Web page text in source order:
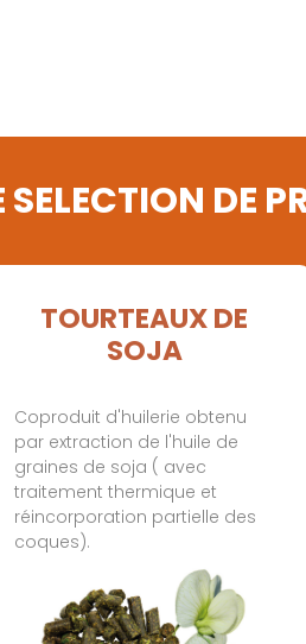
SELECTION DE
TOURTEAUX DE
SOJA
Coproduit d'huilerie obtenu
par extraction de l'huile de
graines de soja ( avec
traitement thermique et
réincorporation partielle des
coques).